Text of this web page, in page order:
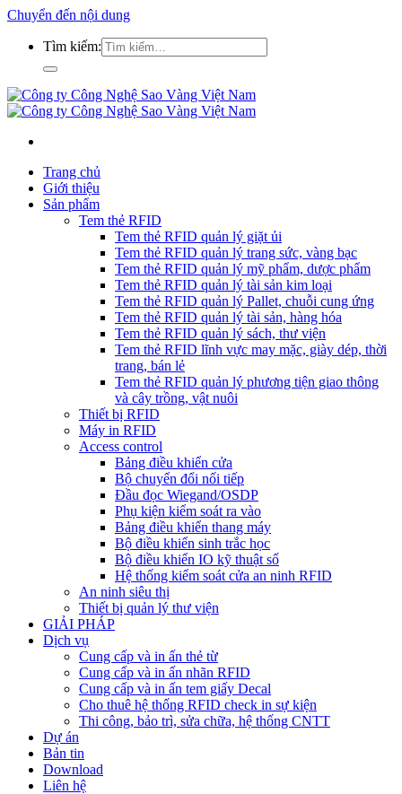
Chuyển đến nội dung
Tìm kiếm:
Trang chủ
Giới thiệu
Sản phẩm
Tem thẻ RFID
Tem thẻ RFID quản lý giặt ủi
Tem thẻ RFID quản lý trang sức, vàng bạc
Tem thẻ RFID quản lý mỹ phẩm, dược phẩm
Tem thẻ RFID quản lý tài sản kim loại
Tem thẻ RFID quản lý Pallet, chuỗi cung ứng
Tem thẻ RFID quản lý tài sản, hàng hóa
Tem thẻ RFID quản lý sách, thư viện
Tem thẻ RFID lĩnh vực may mặc, giày dép, thời
trang, bán lẻ
Tem thẻ RFID quản lý phương tiện giao thông
và cây trồng, vật nuôi
Thiết bị RFID
Máy in RFID
Access control
Bảng điều khiển cửa
Bộ chuyển đổi nối tiếp
Đầu đọc Wiegand/OSDP
Phụ kiện kiểm soát ra vào
Bảng điều khiển thang máy
Bộ điều khiển sinh trắc học
Bộ điều khiển IO kỹ thuật số
Hệ thống kiểm soát cửa an ninh RFID
An ninh siêu thị
Thiết bị quản lý thư viện
GIẢI PHÁP
Dịch vụ
Cung cấp và in ấn thẻ từ
Cung cấp và in ấn nhãn RFID
Cung cấp và in ấn tem giấy Decal
Cho thuê hệ thống RFID check in sự kiện
Thi công, bảo trì, sửa chữa, hệ thống CNTT
Dự án
Bản tin
Download
Liên hệ